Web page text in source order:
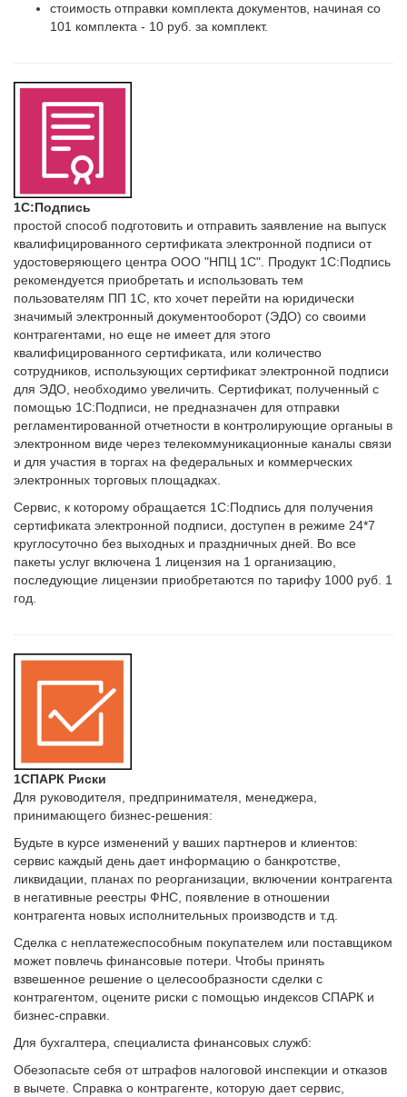
стоимость отправки комплекта документов, начиная со
101 комплекта - 10 руб. за комплект.
1С:Подпись
простой способ подготовить и отправить заявление на выпуск
квалифицированного сертификата электронной подписи от
удостоверяющего центра ООО "НПЦ 1С". Продукт 1С:Подпись
рекомендуется приобретать и использовать тем
пользователям ПП 1С, кто хочет перейти на юридически
значимый электронный документооборот (ЭДО) со своими
контрагентами, но еще не имеет для этого
квалифицированного сертификата, или количество
сотрудников, использующих сертификат электронной подписи
для ЭДО, необходимо увеличить. Сертификат, полученный с
помощью 1С:Подписи, не предназначен для отправки
регламентированной отчетности в контролирующие органыы в
электронном виде через телекоммуникационные каналы связи
и для участия в торгах на федеральных и коммерческих
электронных торговых площадках.
Сервис, к которому обращается 1С:Подпись для получения
сертификата электронной подписи, доступен в режиме 24*7
круглосуточно без выходных и праздничных дней. Во все
пакеты услуг включена 1 лицензия на 1 организацию,
последующие лицензии приобретаются по тарифу 1000 руб. 1
год.
1СПАРК Риски
Для руководителя, предпринимателя, менеджера,
принимающего бизнес-решения:
Будьте в курсе изменений у ваших партнеров и клиентов:
сервис каждый день дает информацию о банкротстве,
ликвидации, планах по реорганизации, включении контрагента
в негативные реестры ФНС, появление в отношении
контрагента новых исполнительных производств и т.д.
Сделка с неплатежеспособным покупателем или поставщиком
может повлечь финансовые потери. Чтобы принять
взвешенное решение о целесообразности сделки с
контрагентом, оцените риски с помощью индексов СПАРК и
бизнес-справки.
Для бухгалтера, специалиста финансовых служб:
Обезопасьте себя от штрафов налоговой инспекции и отказов
в вычете. Справка о контрагенте, которую дает сервис,